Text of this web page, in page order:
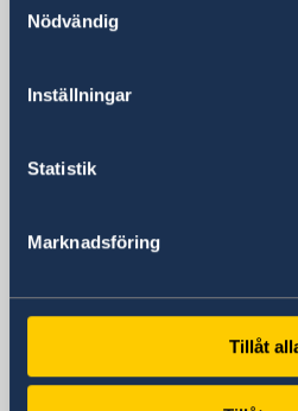
Nödvändig
Inställningar
Statistik
Marknadsföring
Tillåt
访问总领事馆
上海中环广场15楼
邮编： 200020
签证处开放时间
周一至周五 9:00 - 11:00
咨询电话
+86-21-5359 9639 +86
咨询电话开放时间